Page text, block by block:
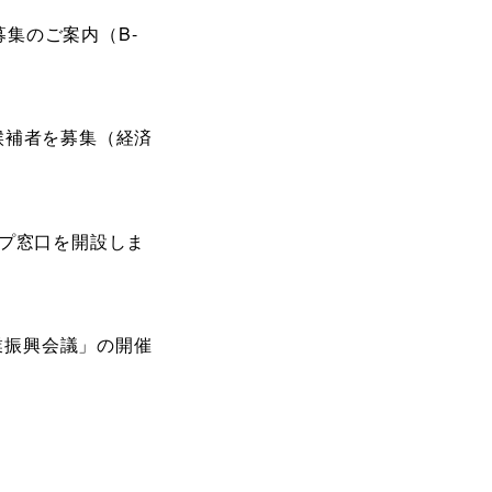
集のご案内（B-
者を募集（経済
窓口を開設しま
興会議」の開催